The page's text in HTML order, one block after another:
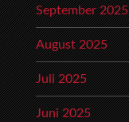
September 2025
August 2025
Juli 2025
Juni 2025